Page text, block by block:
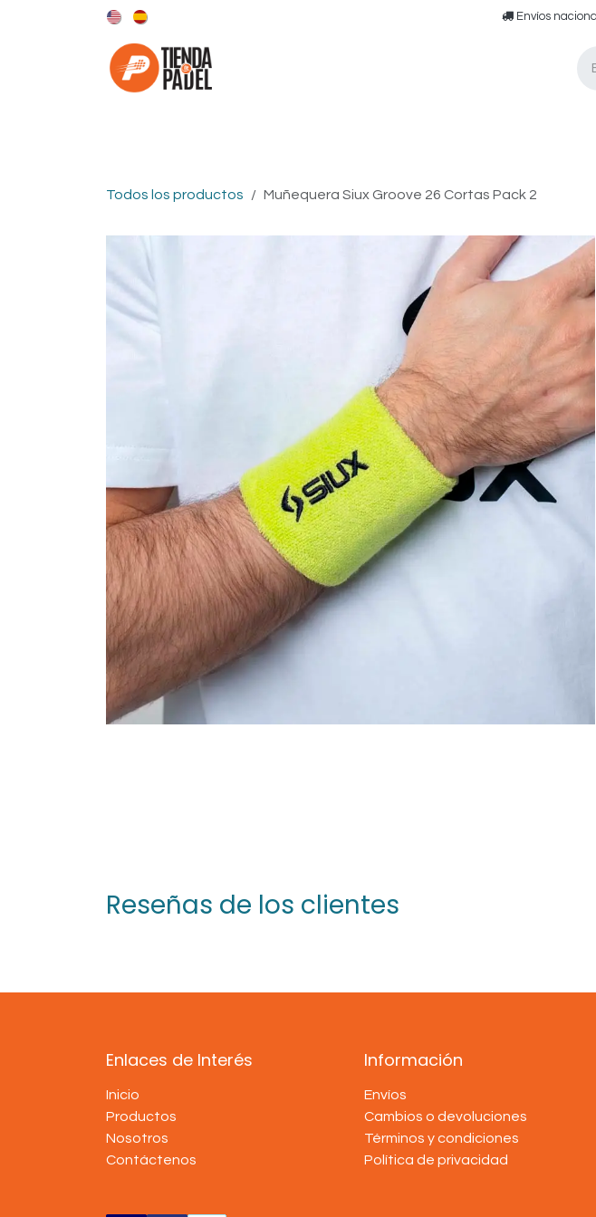
E​nvíos
Todos los productos Muñequera Siux Groove 26 Cortas Pack 2
Reseñas de los clientes
Enlaces de Interés
Inicio
Productos
Nosotros
Contáctenos
Información
Envíos
Cambios o devoluciones
Términos y condiciones
Política de privacidad